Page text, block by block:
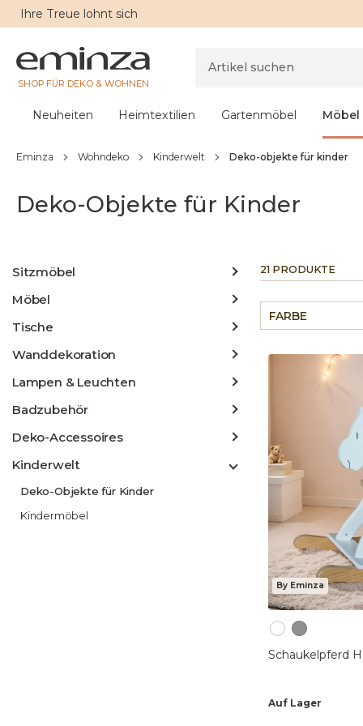
Ihre Treue lohnt sich
SHOP FÜR DEKO & WOHNEN
Neuheiten Heimtextilien Gartenmöbel Möbel
Eminza Wohndeko Kinderwelt Deko-objekte für kinder
Deko-Objekte für Kinder
Sitzmöbel
Möbel
Tische
Wanddekoration
Lampen & Leuchten
Badzubehör
Deko-Accessoires
Kinderwelt
Deko-Objekte für Kinder
Kindermöbel
21 PRODUKTE
FARBE
By Eminza
Schaukelpferd
Auf Lager